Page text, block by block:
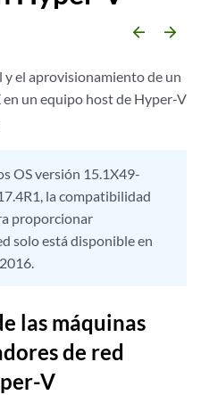
arrow_backward arrow_forward
el aprovisionamiento de un
un equipo host de Hyper-V
OS versión 15.1X49-
la compatibilidad
proporcionar
solo está disponible en
las máquinas
de red
V